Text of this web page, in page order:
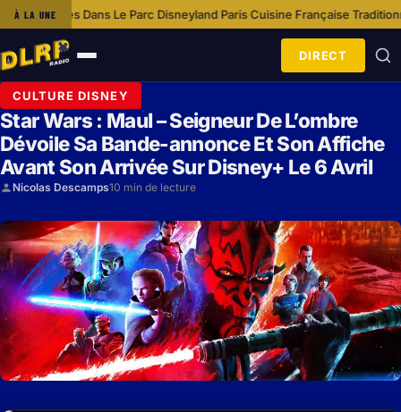
À LA UNE
Le Parc Disneyland Paris·Cuisine Française Traditionnelle À
Ouvrir
le
menu
DIRECT
CULTURE DISNEY
Star Wars : Maul – Seigneur De L’ombre
Dévoile Sa Bande-annonce Et Son Affiche
Avant Son Arrivée Sur Disney+ Le 6 Avril
Nicolas Descamps10 min de lecture